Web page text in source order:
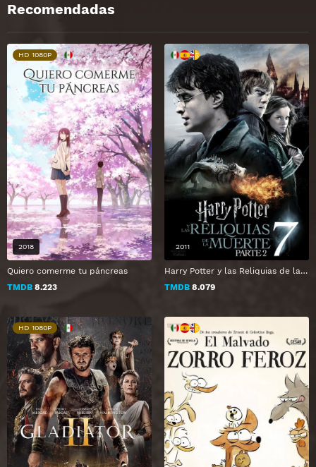
Recomendadas
Quiero comerme tu páncreas
TMDB 8.223
HD 1080P
2018
Harry Potter y las Reliquias de la Muerte - Parte 2
TMDB 8.079
2011
HD 1080P